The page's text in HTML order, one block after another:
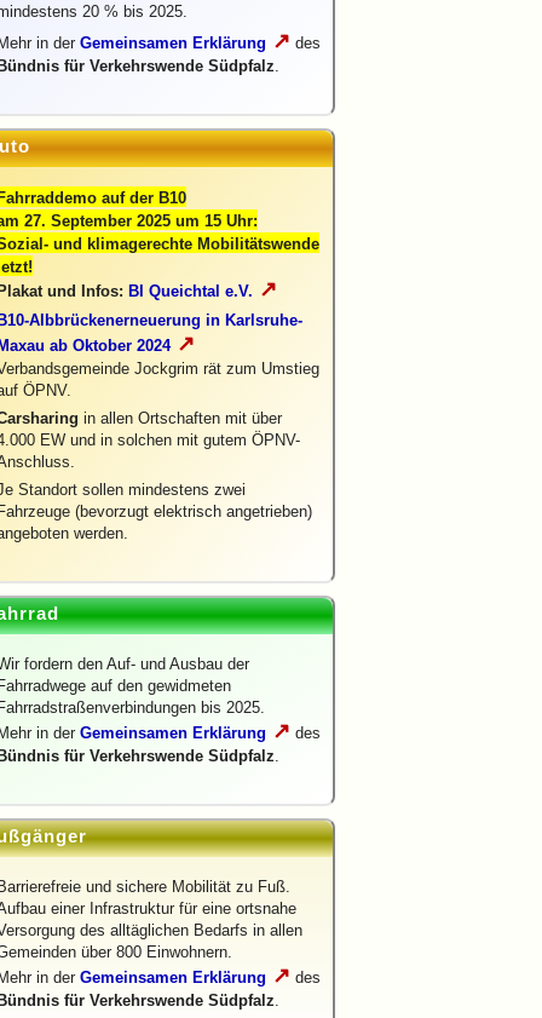
20 % bis 2025.
in der Gemeinsamen Erklärung ↗ des
für Verkehrswende Südpfalz.
auf der B10
27. September 2025 um 15 Uhr:
und klimagerechte Mobilitätswende
und Infos: BI Queichtal e.V. ↗
Albbrückenerneuerung in Karlsruhe-
ab Oktober 2024↗
Jockgrim rät zum Umstieg
ÖPNV.
in allen Ortschaften mit über
EW und in solchen mit gutem ÖPNV-
Standort sollen mindestens zwei
(bevorzugt elektrisch angetrieben)
werden.
fordern den Auf- und Ausbau der
auf den gewidmeten
bis 2025.
in der Gemeinsamen Erklärung ↗ des
für Verkehrswende Südpfalz.
und sichere Mobilität zu Fuß.
einer Infrastruktur für eine ortsnahe
des alltäglichen Bedarfs in allen
über 800 Einwohnern.
in der Gemeinsamen Erklärung ↗ des
für Verkehrswende Südpfalz.